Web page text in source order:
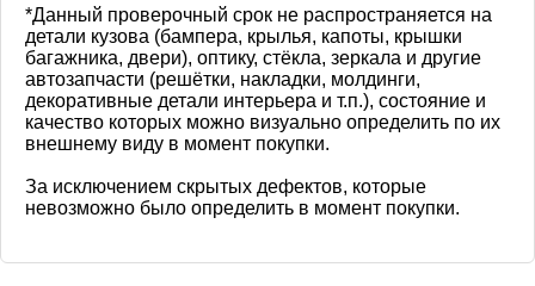
*Данный проверочный срок не распространяется на
детали кузова (бампера, крылья, капоты, крышки
багажника, двери), оптику, стёкла, зеркала и другие
автозапчасти (решётки, накладки, молдинги,
декоративные детали интерьера и т.п.), состояние и
качество которых можно визуально определить по их
внешнему виду в момент покупки.
За исключением скрытых дефектов, которые
невозможно было определить в момент покупки.